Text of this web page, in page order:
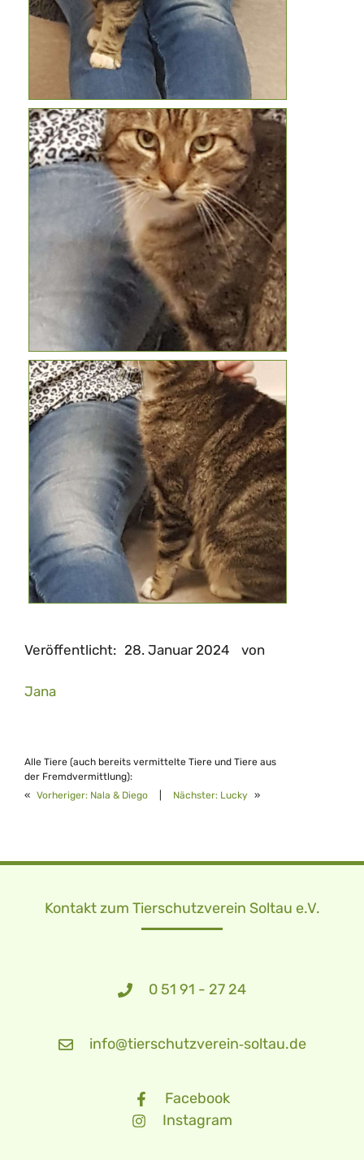
Veröffentlicht: 28. Januar 2024 von
Jana
Alle Tiere (auch bereits vermittelte Tiere und Tiere aus
der Fremdvermittlung):
« Vorheriger: Nala & Diego Nächster: Lucky »
Kontakt zum Tierschutzverein Soltau e.V.
0 51 91 - 27 24
info@tierschutzverein‑soltau.de
Facebook
Instagram